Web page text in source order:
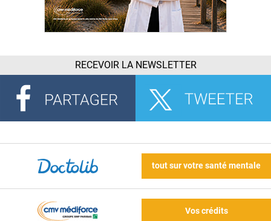
RECEVOIR LA NEWSLETTER
tout sur votre santé mentale
Vos crédits